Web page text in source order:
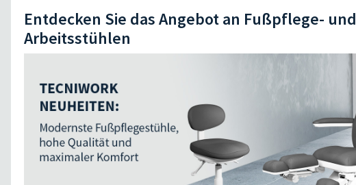
Entdecken Sie das Angebot an Fußpflege- und
Arbeitsstühlen